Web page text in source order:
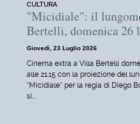
CULTURA
"Micidiale": il
Bertelli, domenica 26
Giovedì, 23 Luglio 2026
Cinema extra a Villa Bertelli
alle 21.15 con la proiezione del
"Micidiale" per la regia di Diego
si…